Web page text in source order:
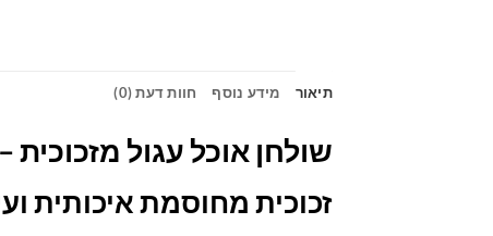
תיאור מידע נוסף חוות דעת (0)
שולחן אוכל עגול מזכוכית
זכוכית מחוסמת איכותית